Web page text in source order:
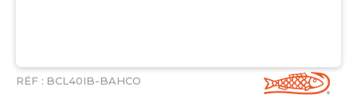
RÉF : BCL40IB-BAHCO